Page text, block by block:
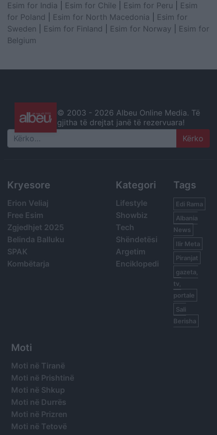
Esim for India
Esim for Chile Esim for Peru
Esim
for Poland
Esim for North Macedonia
Esim for
Sweden
Esim for Finland Esim for Norway
Esim for
Belgium
© 2003 - 2026 Albeu Online Media. Të
gjitha të drejtat janë të rezervuara!
Search
Kryesore
Erion Veliaj
Free Esim
Zgjedhjet 2025
Belinda Balluku
SPAK
Kombëtarja
Kategori
Lifestyle
Showbiz
Tech
Shëndetësi
Argetim
Enciklopedi
Tags
Edi Rama
Albania
News
Ilir Meta
Piranjat
gazeta,
tv,
portale
Sali
Berisha
Moti
Moti në Tiranë
Moti në Prishtinë
Moti në Shkup
Moti në Durrës
Moti në Prizren
Moti në Tetovë